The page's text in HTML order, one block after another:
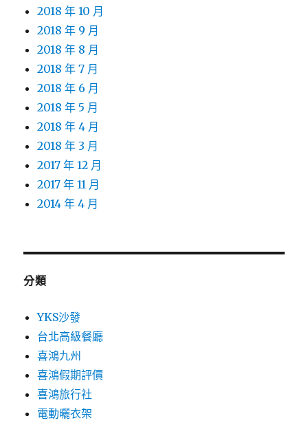
2018 年 10 月
2018 年 9 月
2018 年 8 月
2018 年 7 月
2018 年 6 月
2018 年 5 月
2018 年 4 月
2018 年 3 月
2017 年 12 月
2017 年 11 月
2014 年 4 月
分類
YKS沙發
台北高級餐廳
喜鴻九州
喜鴻假期評價
喜鴻旅行社
電動曬衣架